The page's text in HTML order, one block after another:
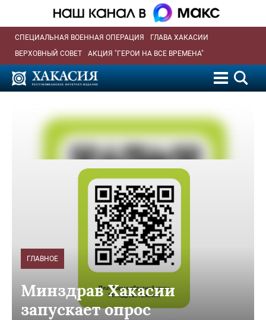
СПЕЦИАЛЬНАЯ ВОЕННАЯ ОПЕРАЦИЯ
ГЛАВА ХАКАСИИ
ВЕРХОВНЫЙ СОВЕТ
АКЦИЯ "ГЕРОИ НА ВСЕ ВРЕМЕНА"
ГЛАВНОЕ
Минздрав Хакасии
запускает опрос